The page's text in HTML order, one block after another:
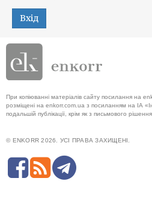
Вхід
При копіюванні матеріалів сайту посилання на
розміщені на enkorr.com.ua з посиланням на ІА
подальшій публікації, крім як з письмового рішення
© ENKORR 2026. УСІ ПРАВА ЗАХИЩЕНІ.